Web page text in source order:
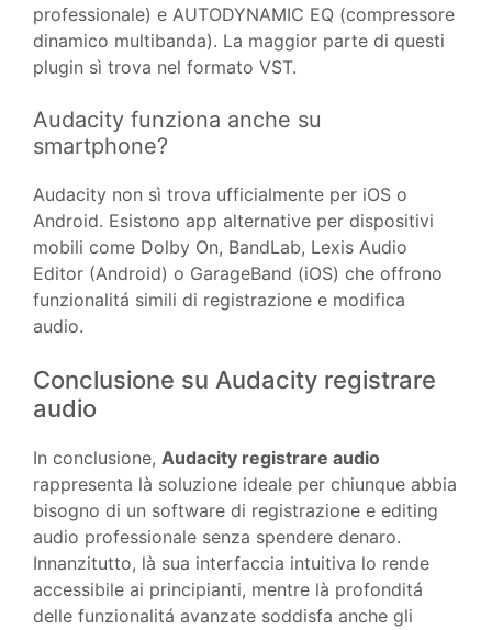
professionale) e AUTODYNAMIC EQ (compressore
dinamico multibanda). La maggior parte di questi
plugin sì trova nel formato VST.
Audacity funziona anche su
smartphone?
Audacity non sì trova ufficialmente per iOS o
Android. Esistono app alternative per dispositivi
mobili come Dolby On, BandLab, Lexis Audio
Editor (Android) o GarageBand (iOS) che offrono
funzionalitá simili di registrazione e modifica
audio.
Conclusione su Audacity registrare
audio
In conclusione, Audacity registrare audio
rappresenta là soluzione ideale per chiunque abbia
bisogno di un software di registrazione e editing
audio professionale senza spendere denaro.
Innanzitutto, là sua interfaccia intuitiva lo rende
accessibile ai principianti, mentre là profonditá
delle funzionalitá avanzate soddisfa anche gli